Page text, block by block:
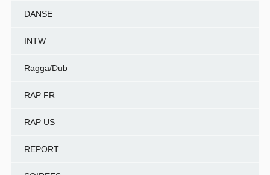
DANSE
INTW
Ragga/Dub
RAP FR
RAP US
REPORT